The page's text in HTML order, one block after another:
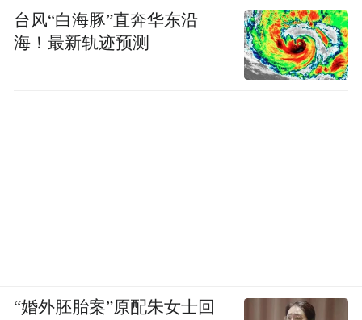
台风“白海豚”直奔华东沿
海！最新轨迹预测
“婚外胚胎案”原配朱女士回